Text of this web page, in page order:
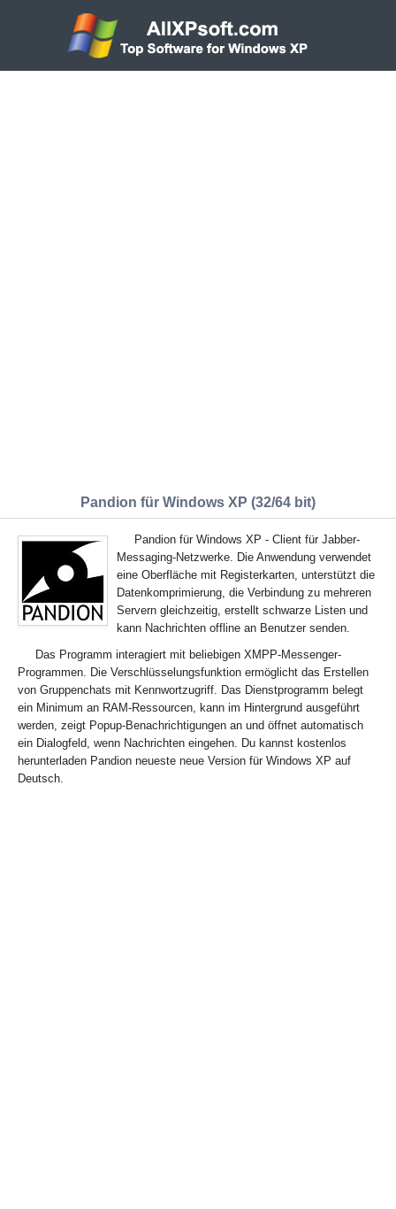
Pandion für Windows XP (32/64 bit)
Pandion für Windows XP - Client für Jabber-
Messaging-Netzwerke. Die Anwendung verwendet
eine Oberfläche mit Registerkarten, unterstützt die
Datenkomprimierung, die Verbindung zu mehreren
Servern gleichzeitig, erstellt schwarze Listen und
kann Nachrichten offline an Benutzer senden.
Das Programm interagiert mit beliebigen XMPP-Messenger-
Programmen. Die Verschlüsselungsfunktion ermöglicht das Erstellen
von Gruppenchats mit Kennwortzugriff. Das Dienstprogramm belegt
ein Minimum an RAM-Ressourcen, kann im Hintergrund ausgeführt
werden, zeigt Popup-Benachrichtigungen an und öffnet automatisch
ein Dialogfeld, wenn Nachrichten eingehen. Du kannst kostenlos
herunterladen Pandion neueste neue Version für Windows XP auf
Deutsch.